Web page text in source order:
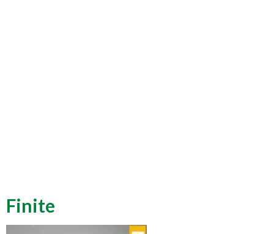
Finite